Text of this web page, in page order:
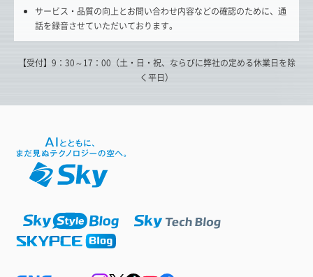
サービス・品質の向上とお問い合わせ内容などの確認のために、通
話を録音させていただいております。
【受付】9：30～17：00（土・日・祝、ならびに弊社の定める休業日を除
く平日）